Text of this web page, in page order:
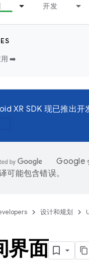
开发
用 ➡️
XR SDK 现已推出开
Google
可能包含错误。
设计和规划
界面